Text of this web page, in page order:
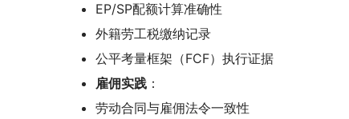
EP/SP配额计算准确性
外籍劳工税缴纳记录
公平考量框架（FCF）执行证据
雇佣实践 ：
劳动合同与雇佣法令一致性